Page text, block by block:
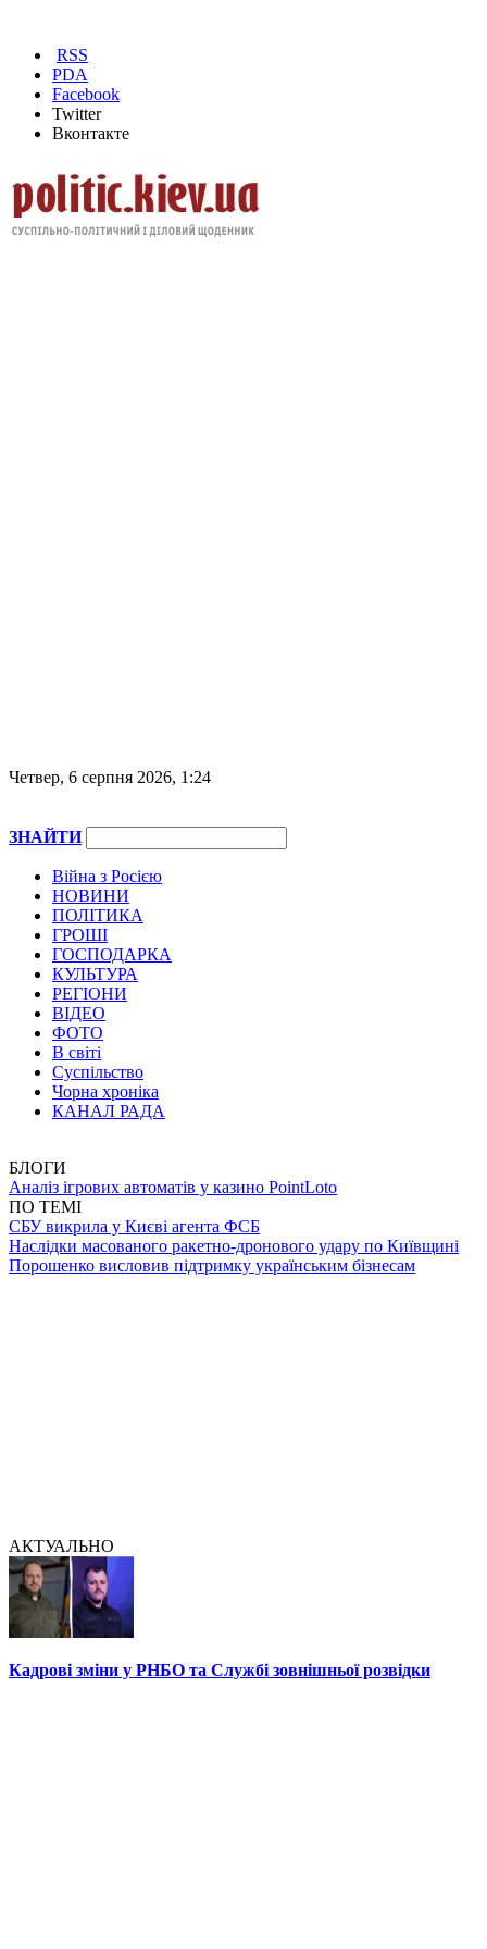
RSS
PDA
Facebook
Twitter
Вконтакте
Четвер, 6 серпня 2026, 1:24
ЗНАЙТИ
Війна з Росією
НОВИНИ
ПОЛІТИКА
ГРОШІ
ГОСПОДАРКА
КУЛЬТУРА
РЕГІОНИ
ВІДЕО
ФОТО
В світі
Суспільство
Чорна хроніка
КАНАЛ РАДА
БЛОГИ
Аналіз ігрових автоматів у казино PointLoto
ПО ТЕМІ
СБУ викрила у Києві агента ФСБ
Наслідки масованого ракетно-дронового удару по Київщині
Порошенко висловив підтримку українським бізнесам
АКТУАЛЬНО
Кадрові зміни у РНБО та Службі зовнішньої розвідки